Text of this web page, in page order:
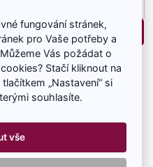
e-mailové komunikace.
fungování stránek,
pro Vaše potřeby a
Vás požádat o
Stačí kliknout na
„Nastavení“ si
souhlasíte.
vše